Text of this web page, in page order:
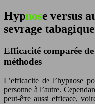
Hypnose versus
sevrage tabagique
Efficacité comparée
méthodes
L’efficacité de l’hypnose
personne à l’autre.
peut-être aussi efficace,